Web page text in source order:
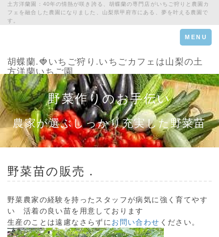
土方洋蘭園：40年の情熱が咲き誇る、胡蝶蘭の専門店がいちご狩りと農園カ
フェを融合した農園になりました、山梨県甲府市にある、夢を叶える農園で
す。
Toggle
navigation
MENU
胡蝶蘭.🍓いちご狩り.いちごカフェは山梨の土
方洋蘭いちご園
野菜作りのお手伝い
農家が選ぶしっかり充実した野菜苗
野菜苗の販売．
野菜農家の経験を持ったスタッフが病気に強く育てやす
い 活着の良い苗を用意しております
生産のことは遠慮なさらずに お問い合わせ ください。